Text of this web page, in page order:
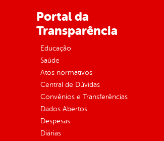
Portal da
Transparência
Educação
Saúde
Atos normativos
Central de Dúvidas
Convênios e Transferências
Dados Abertos
Despesas
Diárias